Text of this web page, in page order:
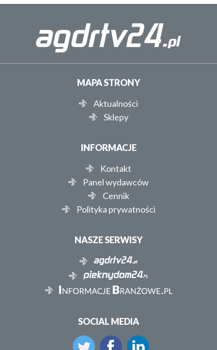
MAPA STRONY
Aktualności
Sklepy
INFORMACJE
Kontakt
Panel wydawców
Cennik
Polityka prywatności
NASZE SERWISY
SOCIAL MEDIA